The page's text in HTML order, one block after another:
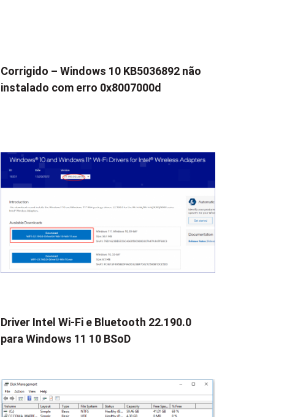
Corrigido – Windows 10 KB5036892 não
instalado com erro 0x8007000d
Driver Intel Wi-Fi e Bluetooth 22.190.0
para Windows 11 10 BSoD